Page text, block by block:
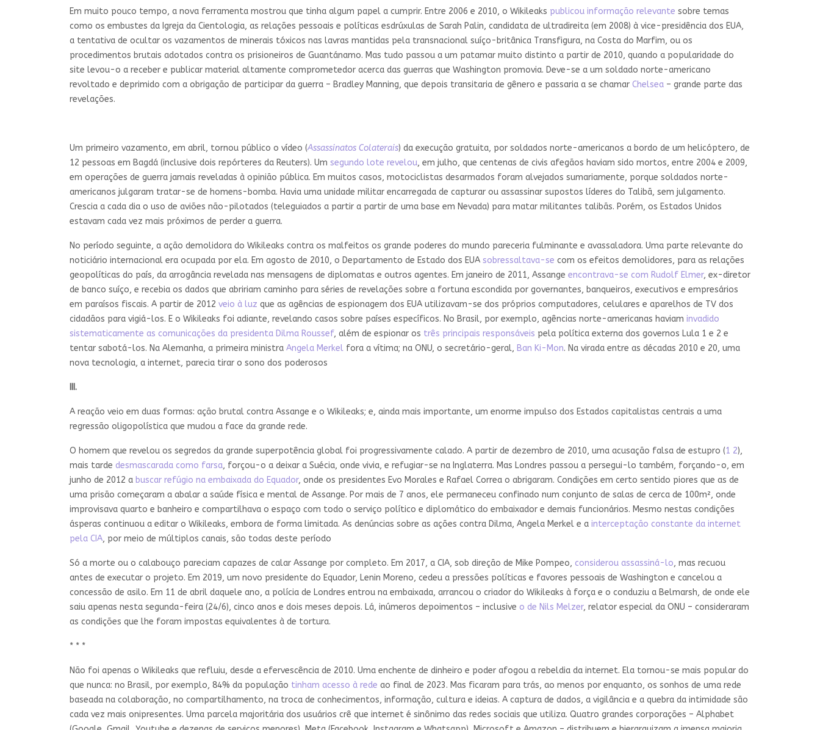
Em muito pouco tempo, a nova ferramenta mostrou que tinha algum papel a cumprir. Entre 2006 e 2010, o Wikileaks publicou informação relevante sobre temas
como os embustes da Igreja da Cientologia, as relações pessoais e políticas esdrúxulas de Sarah Palin, candidata de ultradireita (em 2008) à vice-presidência dos EUA,
a tentativa de ocultar os vazamentos de minerais tóxicos nas lavras mantidas pela transnacional suíço-britânica Transfigura, na Costa do Marfim, ou os
procedimentos brutais adotados contra os prisioneiros de Guantánamo. Mas tudo passou a um patamar muito distinto a partir de 2010, quando a popularidade do
site levou-o a receber e publicar material altamente comprometedor acerca das guerras que Washington promovia. Deve-se a um soldado norte-americano
revoltado e deprimido com a obrigação de participar da guerra – Bradley Manning, que depois transitaria de gênero e passaria a se chamar Chelsea – grande parte das
revelações.
Um primeiro vazamento, em abril, tornou público o vídeo (Assassinatos Colaterais) da execução gratuita, por soldados norte-americanos a bordo de um helicóptero, de
12 pessoas em Bagdá (inclusive dois repórteres da Reuters). Um segundo lote revelou, em julho, que centenas de civis afegãos haviam sido mortos, entre 2004 e 2009,
em operações de guerra jamais reveladas à opinião pública. Em muitos casos, motociclistas desarmados foram alvejados sumariamente, porque soldados norte-
americanos julgaram tratar-se de homens-bomba. Havia uma unidade militar encarregada de capturar ou assassinar supostos líderes do Talibã, sem julgamento.
Crescia a cada dia o uso de aviões não-pilotados (teleguiados a partir a partir de uma base em Nevada) para matar militantes talibãs. Porém, os Estados Unidos
estavam cada vez mais próximos de perder a guerra.
No período seguinte, a ação demolidora do Wikileaks contra os malfeitos os grande poderes do mundo pareceria fulminante e avassaladora. Uma parte relevante do
noticiário internacional era ocupada por ela. Em agosto de 2010, o Departamento de Estado dos EUA sobressaltava-se com os efeitos demolidores, para as relações
geopolíticas do país, da arrogância revelada nas mensagens de diplomatas e outros agentes. Em janeiro de 2011, Assange encontrava-se com Rudolf Elmer, ex-diretor
de banco suíço, e recebia os dados que abririam caminho para séries de revelações sobre a fortuna escondida por governantes, banqueiros, executivos e empresários
em paraísos fiscais. A partir de 2012 veio à luz que as agências de espionagem dos EUA utilizavam-se dos próprios computadores, celulares e aparelhos de TV dos
cidadãos para vigiá-los. E o Wikileaks foi adiante, revelando casos sobre países específicos. No Brasil, por exemplo, agências norte-americanas haviam invadido
sistematicamente as comunicações da presidenta Dilma Roussef, além de espionar os três principais responsáveis pela política externa dos governos Lula 1 e 2 e
tentar sabotá-los. Na Alemanha, a primeira ministra Angela Merkel fora a vítima; na ONU, o secretário-geral, Ban Ki-Mon. Na virada entre as décadas 2010 e 20, uma
nova tecnologia, a internet, parecia tirar o sono dos poderosos
III.
A reação veio em duas formas: ação brutal contra Assange e o Wikileaks; e, ainda mais importante, um enorme impulso dos Estados capitalistas centrais a uma
regressão oligopolística que mudou a face da grande rede.
O homem que revelou os segredos da grande superpotência global foi progressivamente calado. A partir de dezembro de 2010, uma acusação falsa de estupro (1 2),
mais tarde desmascarada como farsa, forçou-o a deixar a Suécia, onde vivia, e refugiar-se na Inglaterra. Mas Londres passou a persegui-lo também, forçando-o, em
junho de 2012 a buscar refúgio na embaixada do Equador, onde os presidentes Evo Morales e Rafael Correa o abrigaram. Condições em certo sentido piores que as de
uma prisão começaram a abalar a saúde física e mental de Assange. Por mais de 7 anos, ele permaneceu confinado num conjunto de salas de cerca de 100m², onde
improvisava quarto e banheiro e compartilhava o espaço com todo o serviço político e diplomático do embaixador e demais funcionários. Mesmo nestas condições
ásperas continuou a editar o Wikileaks, embora de forma limitada. As denúncias sobre as ações contra Dilma, Angela Merkel e a interceptação constante da internet
pela CIA, por meio de múltiplos canais, são todas deste período
Só a morte ou o calabouço pareciam capazes de calar Assange por completo. Em 2017, a CIA, sob direção de Mike Pompeo, considerou assassiná-lo, mas recuou
antes de executar o projeto. Em 2019, um novo presidente do Equador, Lenin Moreno, cedeu a pressões políticas e favores pessoais de Washington e cancelou a
concessão de asilo. Em 11 de abril daquele ano, a polícia de Londres entrou na embaixada, arrancou o criador do Wikileaks à força e o conduziu a Belmarsh, de onde ele
saiu apenas nesta segunda-feira (24/6), cinco anos e dois meses depois. Lá, inúmeros depoimentos – inclusive o de Nils Melzer, relator especial da ONU – consideraram
as condições que lhe foram impostas equivalentes à de tortura.
* * *
Não foi apenas o Wikileaks que refluiu, desde a efervescência de 2010. Uma enchente de dinheiro e poder afogou a rebeldia da internet. Ela tornou-se mais popular do
que nunca: no Brasil, por exemplo, 84% da população tinham acesso à rede ao final de 2023. Mas ficaram para trás, ao menos por enquanto, os sonhos de uma rede
baseada na colaboração, no compartilhamento, na troca de conhecimentos, informação, cultura e ideias. A captura de dados, a vigilância e a quebra da intimidade são
cada vez mais onipresentes. Uma parcela majoritária dos usuários crê que internet é sinônimo das redes sociais que utiliza. Quatro grandes corporações – Alphabet